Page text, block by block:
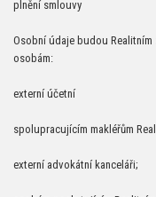
plnění smlouvy
Osobní údaje budou
osobám:
externí účetní
spolupracujícím makléřům
externí advokátní kanceláři;